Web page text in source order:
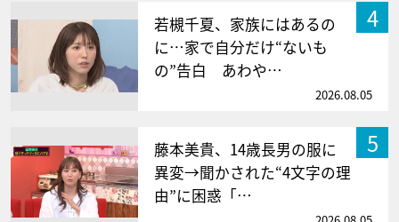
4
若槻千夏、家族にはあるの
に…家で自分だけ“ないも
の”告白 あわや…
2026.08.05
5
藤本美貴、14歳長男の服に
異変→聞かされた“4文字の理
由”に困惑「…